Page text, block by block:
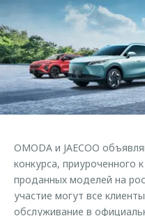
Страхование
Кредитный калькулятор
Аксессуары
Одежда и сувениры
Оригинальные аксессуары
Трейд-ин
Калькулятор трейд-ин
Клиентская поддержка
O&J Автоклуб
Клуб владельцев OMODA
Приложение O&J
Аксессуары
Оригинальные аксессуары
Запчасти
Обратная связь
OMODA и JAECOO
конкурса, приуроченного
проданных моделей на
участие могут все
обслуживание в